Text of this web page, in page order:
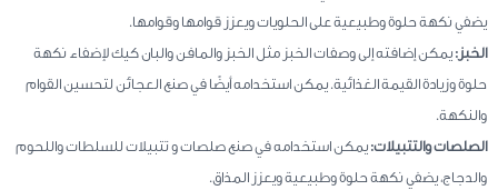
يضفي نكهة حلوة وطبيعية على الحلويات ويعزز قوامها وقوامها.
الخبز: يمكن إضافته إلى وصفات الخبز مثل الخبز والمافن والبان كيك لإضفاء نكهة
حلوة وزيادة القيمة الغذائية. يمكن استخدامه أيضًا في صنع العجائن لتحسين القوام
والنكهة.
الصلصات والتتبيلات: يمكن استخدامه في صنع صلصات و تتبيلات للسلطات واللحوم
والدجاج، يضفي نكهة حلوة وطبيعية ويعزز المذاق.